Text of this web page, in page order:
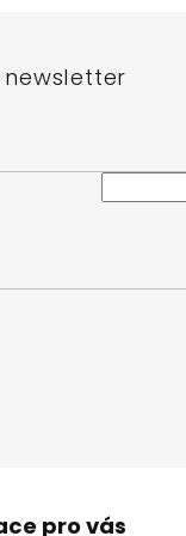
pro vás